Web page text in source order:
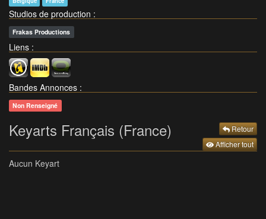
Studios de production :
Frakas Productions
Liens :
Bandes Annonces :
Non Renseigné
Keyarts Français (France)
Retour
Afficher tout
Aucun Keyart